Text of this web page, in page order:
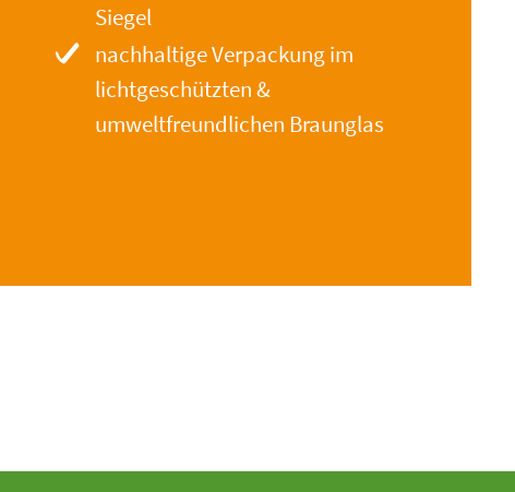
Siegel
nachhaltige Verpackung im
lichtgeschützten &
umweltfreundlichen Braunglas